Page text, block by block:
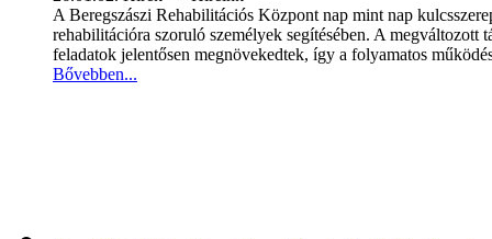
A Beregszászi Rehabilitációs Központ nap mint nap
rehabilitációra szoruló személyek segítésében. A megváltozott
feladatok jelentősen megnövekedtek, így a folyamatos
Bővebben...